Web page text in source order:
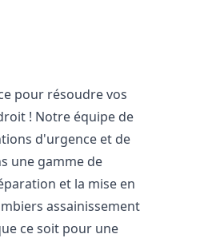
pour résoudre vos
! Notre équipe de
d'urgence et de
une gamme de
et la mise en
assainissement
ce soit pour une